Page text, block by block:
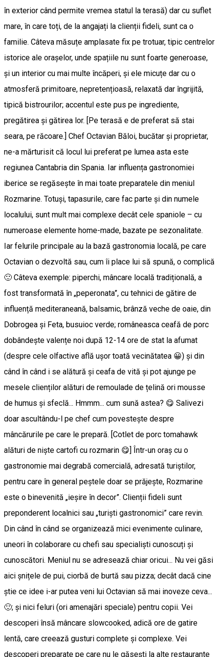
în exterior când permite vremea statul la terasă) dar cu suflet
mare, în care toți, de la angajați la clienții fideli, sunt ca o
familie. Câteva măsuțe amplasate fix pe trotuar, tipic centrelor
istorice ale orașelor, unde spațiile nu sunt foarte generoase,
și un interior cu mai multe încăperi, și ele micuțe dar cu o
atmosferă primitoare, nepretențioasă, relaxată dar îngrijită,
tipică bistrourilor; accentul este pus pe ingrediente,
pregătirea și gătirea lor. [Pe terasă e de preferat să stai
seara, pe răcoare.] Chef Octavian Băloi, bucătar și proprietar,
ne-a mărturisit că locul lui preferat pe lumea asta este
regiunea Cantabria din Spania. Iar influența gastronomiei
iberice se regăsește în mai toate preparatele din meniul
Rozmarine. Totuși, tapasurile, care fac parte și din numele
localului, sunt mult mai complexe decât cele spaniole – cu
numeroase elemente home-made, bazate pe sezonalitate.
Iar felurile principale au la bază gastronomia locală, pe care
Octavian o dezvoltă sau, cum îi place lui să spună, o complică
🙂 Câteva exemple: piperchi, mâncare locală tradițională, a
fost transformată în „peperonata”, cu tehnici de gătire de
influență mediteraneană, balsamic, brânză veche de oaie, din
Dobrogea și Feta, busuioc verde; româneasca ceafă de porc
dobândește valențe noi după 12-14 ore de stat la afumat
(despre cele olfactive află ușor toată vecinătatea 😀) și din
când în când i se alătură și ceafa de vită și pot ajunge pe
mesele clienților alături de remoulade de țelină ori mousse
de humus și sfeclă... Hmmm... cum sună astea? 😋 Salivezi
doar ascultându-l pe chef cum povestește despre
mâncărurile pe care le prepară. [Cotlet de porc tomahawk
alături de niște cartofi cu rozmarin 😋] Într-un oraș cu o
gastronomie mai degrabă comercială, adresată turiștilor,
pentru care în general peștele doar se prăjește, Rozmarine
este o binevenită „ieșire în decor”. Clienții fideli sunt
preponderent localnici sau „turiști gastronomici” care revin.
Din când în când se organizează mici evenimente culinare,
uneori în colaborare cu chefi sau specialiști cunoscuți și
cunoscători. Meniul nu se adresează chiar oricui... Nu vei găsi
aici șnițele de pui, ciorbă de burtă sau pizza; decât dacă cine
știe ce idee i-ar putea veni lui Octavian să mai inoveze ceva...
🙂; și nici feluri (ori amenajări speciale) pentru copii. Vei
descoperi însă mâncare slowcooked, adică ore de gatire
lentă, care creează gusturi complete și complexe. Vei
descoperi preparate pe care nu le găsești la alte restaurante